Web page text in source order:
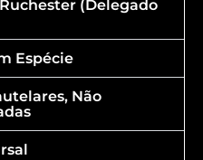
(Delegado
Espécie
Não